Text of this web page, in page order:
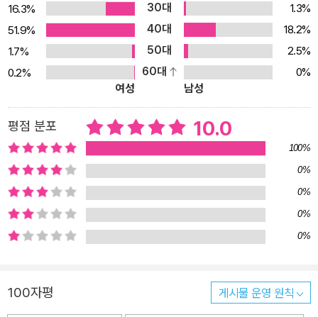
16.3%
30대
1.3%
51.9%
40대
18.2%
1.7%
50대
2.5%
0.2%
60대
0%
여성
남성
평점 분포 10.0
100%
0%
0%
0%
0%
100자평 게시물 운영 원칙